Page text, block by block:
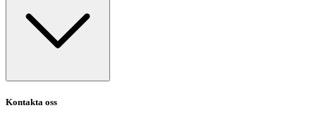
Kontakta oss